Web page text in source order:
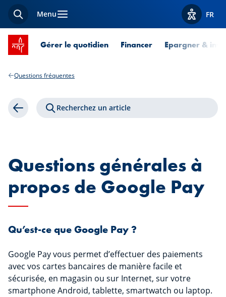
Recherche
Menu Afficher
FR
Accueil SPUERKEESS
Gérer le quotidien Financer Epargner &
Questions fréquentes
Retour Recherchez un article
Questions générales à
propos de Google Pay
Qu’est-ce que Google Pay ?
Google Pay vous permet d’effectuer des paiements
avec vos cartes bancaires de manière facile et
sécurisée, en magasin ou sur Internet, sur votre
smartphone Android, tablette, smartwatch ou laptop.